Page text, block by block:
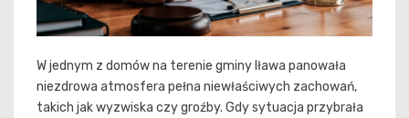
W jednym z domów na terenie gminy Iława panowała
niezdrowa atmosfera pełna niewłaściwych zachowań,
takich jak wyzwiska czy groźby. Gdy sytuacja przybrała